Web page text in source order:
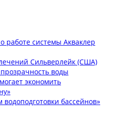
системы Акваклер
Сильверлейк (США)
воды
экономить
водоподготовки бассейнов»